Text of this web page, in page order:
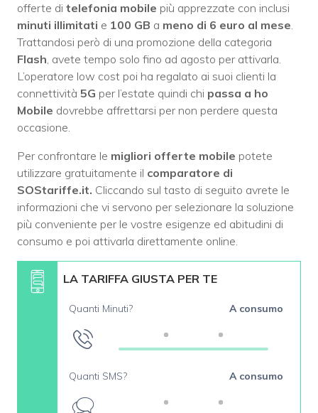
offerte di telefonia mobile più apprezzate con inclusi
minuti illimitati e 100 GB a meno di 6 euro al mese.
Trattandosi però di una promozione della categoria
Flash, avete tempo solo fino ad agosto per attivarla.
L’operatore low cost poi ha regalato ai suoi clienti la
connettività 5G per l’estate quindi chi passa a ho
Mobile dovrebbe affrettarsi per non perdere questa
occasione.
Per confrontare le migliori offerte mobile potete
utilizzare gratuitamente il comparatore di
SOStariffe.it. Cliccando sul tasto di seguito avrete le
informazioni che vi servono per selezionare la soluzione
più conveniente per le vostre esigenze ed abitudini di
consumo e poi attivarla direttamente online.
LA TARIFFA GIUSTA PER TE
Quanti Minuti? A consumo
Quanti SMS? A consumo